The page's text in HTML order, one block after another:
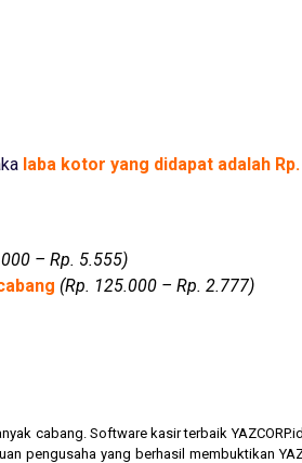
laba kotor yang didapat adalah
– Rp. 5.555)
(Rp. 125.000 – Rp. 2.777)
cabang. Software kasir terbaik
pengusaha yang berhasil membuktikan